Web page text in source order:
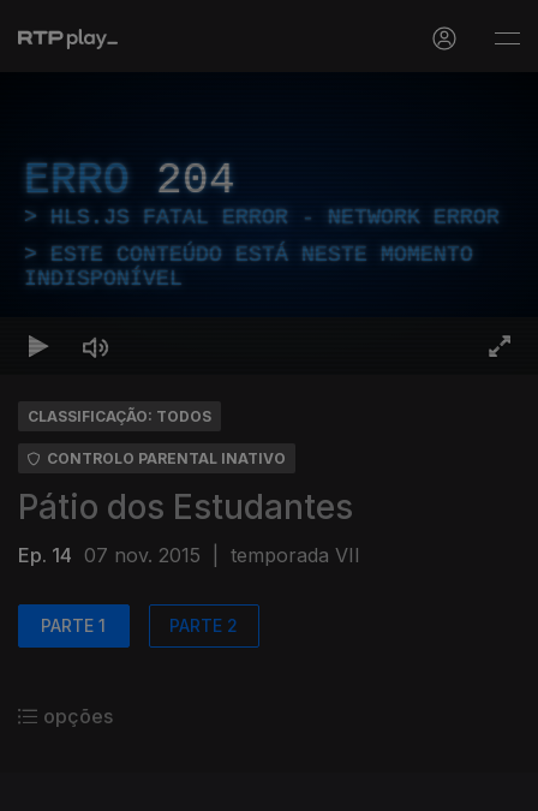
ERRO 204
HLS.JS FATAL ERROR - NETWORK ERROR
ESTE CONTEÚDO ESTÁ NESTE MOMENTO
INDISPONÍVEL
CLASSIFICAÇÃO: TODOS
CONTROLO PARENTAL INATIVO
Pátio dos Estudantes
Ep. 14 07 nov. 2015 temporada VII
PARTE 1 PARTE 2
opções